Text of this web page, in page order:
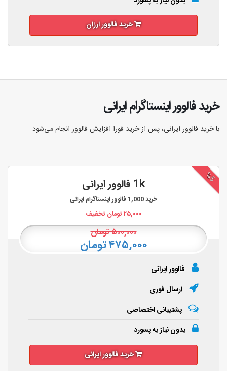
خرید فالوور ارزان
خرید فالوور اینستاگرام ایرانی
با خرید فالوور ایرانی، پس از خرید فورا افزایش فالوور انجام‌ می‌شود.
%5 1k فالوور ایرانی
خرید1,000 فالوور اینستاگرام ایرانی
۲۵,۰۰۰تومان تخفیف
۵۰۰,۰۰۰تومان
۴۷۵,۰۰۰ تومان
فالوور ایرانی
ارسال فوری
پشتیبانی اختصاصی
بدون نیاز به پسورد
خرید فالوور ایرانی